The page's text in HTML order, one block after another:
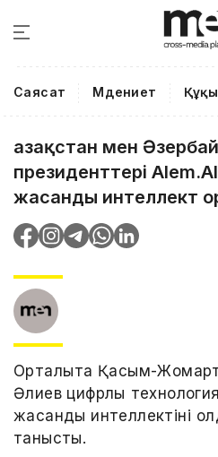
Саясат Мәдениет
Қазақстан мен
президенттері
жасанды интеллект
Орталықта Қасым-
Әлиев цифрлық
жасанды интеллектіні
танысты.